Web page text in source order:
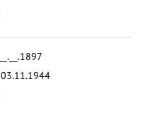
__.__.1897
03.11.1944